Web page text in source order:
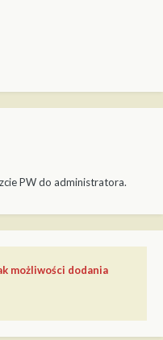
PW do administratora.
możliwości dodania